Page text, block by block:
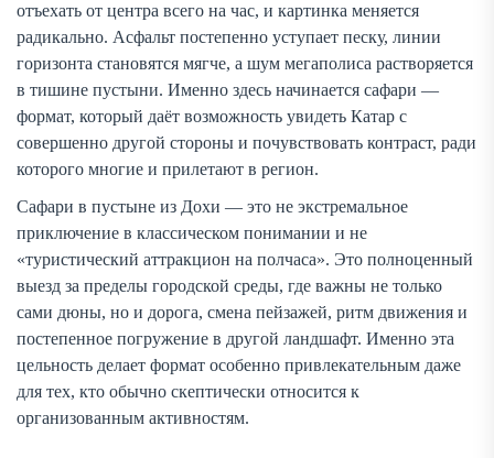
отъехать от центра всего на час, и картинка меняется
радикально. Асфальт постепенно уступает песку, линии
горизонта становятся мягче, а шум мегаполиса растворяется
в тишине пустыни. Именно здесь начинается сафари —
формат, который даёт возможность увидеть Катар с
совершенно другой стороны и почувствовать контраст, ради
которого многие и прилетают в регион.
Сафари в пустыне из Дохи — это не экстремальное
приключение в классическом понимании и не
«туристический аттракцион на полчаса». Это полноценный
выезд за пределы городской среды, где важны не только
сами дюны, но и дорога, смена пейзажей, ритм движения и
постепенное погружение в другой ландшафт. Именно эта
цельность делает формат особенно привлекательным даже
для тех, кто обычно скептически относится к
организованным активностям.